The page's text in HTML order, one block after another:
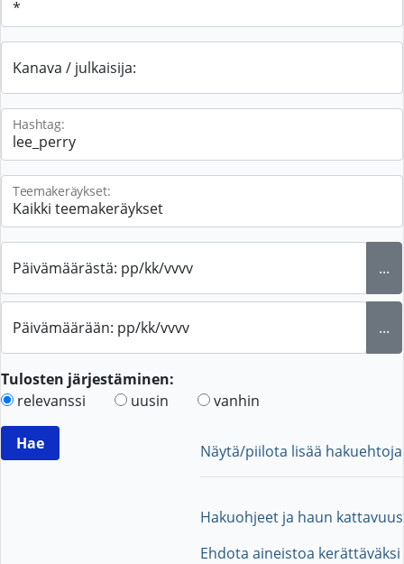
Kanava / julkaisija:
Hashtag:
Teemakeräykset:
Päivämäärästä: pp/kk/vvvv ...
Päivämäärään: pp/kk/vvvv ...
Tulosten järjestäminen:
relevanssi
uusin vanhin
Näytä/piilota lisää hakuehtoja
Hakuohjeet ja haun kattavuus
Ehdota aineistoa kerättäväksi